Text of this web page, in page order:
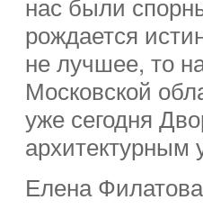
рождается
не лучшее, то
Московской
уже сегодня
архитектурным
Елена